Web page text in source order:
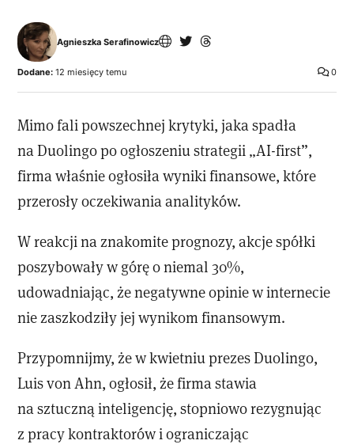
Agnieszka Serafinowicz
0
Dodane: 12 miesięcy temu
Mimo fali powszechnej krytyki, jaka spadła
na Duolingo po ogłoszeniu strategii „AI-first”,
firma właśnie ogłosiła wyniki finansowe, które
przerosły oczekiwania analityków.
W reakcji na znakomite prognozy, akcje spółki
poszybowały w górę o niemal 30%,
udowadniając, że negatywne opinie w internecie
nie zaszkodziły jej wynikom finansowym.
Przypomnijmy, że w kwietniu prezes Duolingo,
Luis von Ahn, ogłosił, że firma stawia
na sztuczną inteligencję, stopniowo rezygnując
z pracy kontraktorów i ograniczając